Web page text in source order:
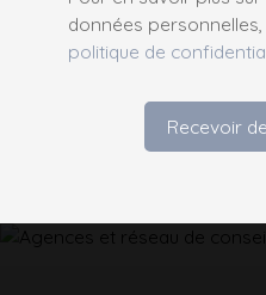
données
politique de
Recevoir